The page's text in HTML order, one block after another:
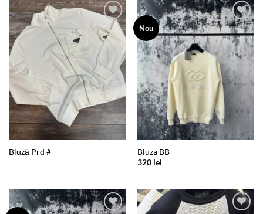
Add to
wishlist
Bluză Prd #
Nou
Add to
wishlist
Bluza BB
320 lei